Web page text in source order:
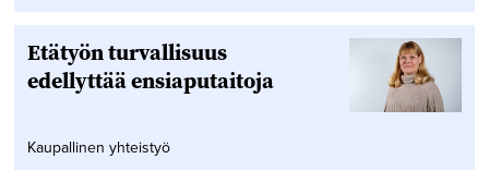
Etätyön turvallisuus
edellyttää ensiaputaitoja
Kaupallinen yhteistyö